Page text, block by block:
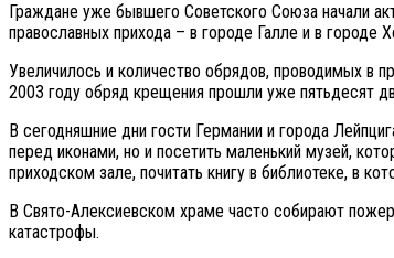
Граждане уже бывшего Советского Союза начали
православных прихода – в городе Галле и в городе
Увеличилось и количество обрядов, проводимых в
2003 году обряд крещения прошли уже пятьдесят
В сегодняшние дни гости Германии и города
перед иконами, но и посетить маленький музей,
приходском зале, почитать книгу в библиотеке, в
В Свято-Алексиевском храме часто собирают
катастрофы.